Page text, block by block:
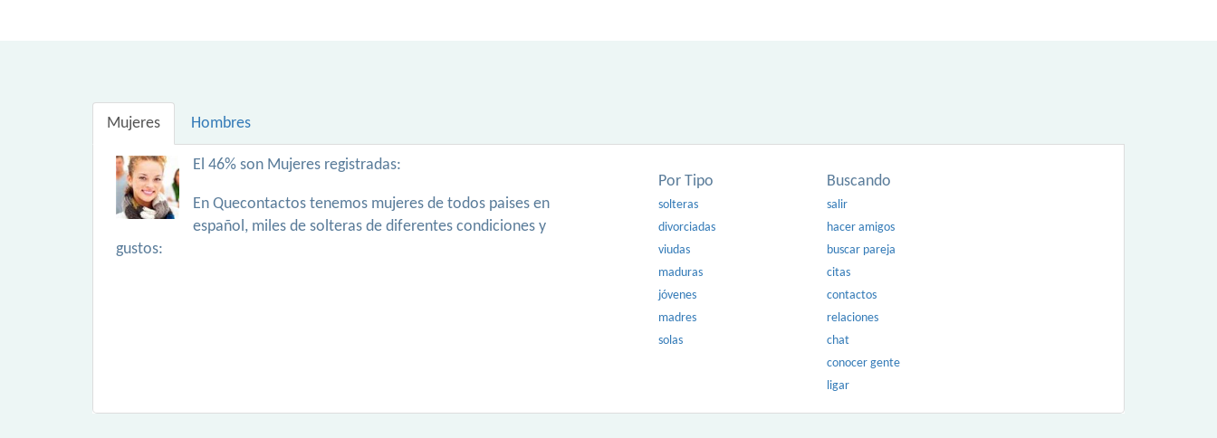
Mujeres Hombres
El 46% son Mujeres registradas:
En Quecontactos tenemos mujeres de todos paises en
español, miles de solteras de diferentes condiciones y
gustos:
Por Tipo
solteras
divorciadas
viudas
maduras
jóvenes
madres
solas
Buscando
salir
hacer amigos
buscar pareja
citas
contactos
relaciones
chat
conocer gente
ligar